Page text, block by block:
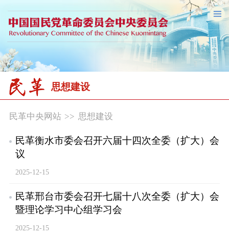
思想建设
民革中央网站 >> 思想建设
民革衡水市委会召开六届十四次全委（扩大）会
议
2025-12-15
民革邢台市委会召开七届十八次全委（扩大）会
暨理论学习中心组学习会
2025-12-15